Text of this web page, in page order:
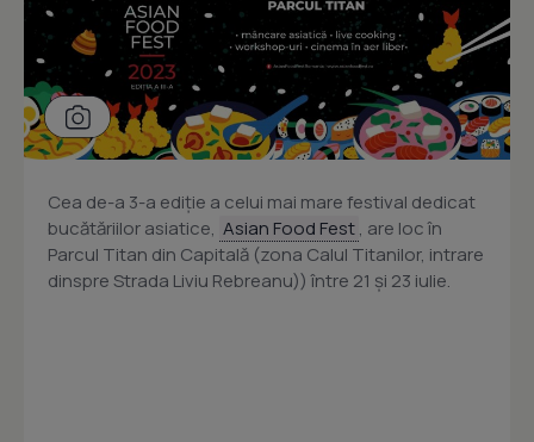
Cea de-a 3-a ediție a celui mai mare festival dedicat
bucătăriilor asiatice, Asian Food Fest, are loc în
Parcul Titan din Capitală (zona Calul Titanilor, intrare
dinspre Strada Liviu Rebreanu)) între 21 și 23 iulie.